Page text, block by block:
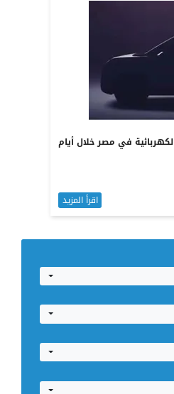
في مصر خلال أيام
اقرأ المزيد